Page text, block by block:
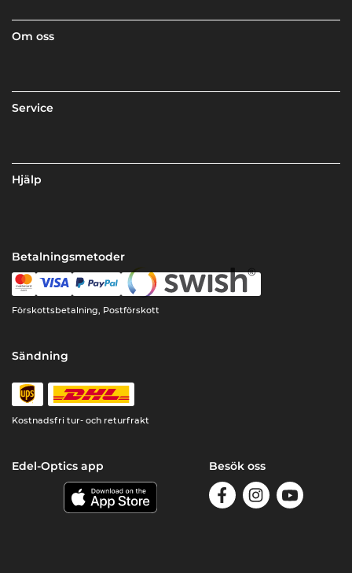
Om oss
Service
Hjälp
Betalningsmetoder
Förskottsbetalning, Postförskott
Sändning
Kostnadsfri tur- och returfrakt
Edel-Optics app Besök oss